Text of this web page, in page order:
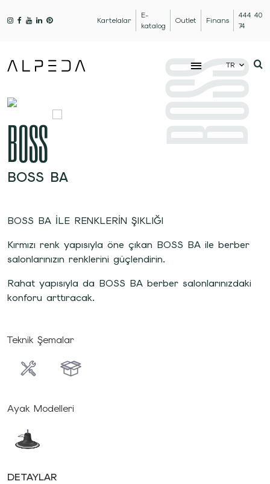
Kartelalar
E-
katalog
Outlet Finans
444 40
74
TR
BOSS
BOSS
BOSS BA
BOSS BA İLE RENKLERİN ŞIKLIĞI
Kırmızı renk yapısıyla öne çıkan BOSS BA ile berber
salonlarınızın renklerini güçlendirin.
Rahat yapısıyla da BOSS BA berber salonlarınızdaki
konforu arttıracak.
Teknik Şemalar
Ayak Modelleri
DETAYLAR